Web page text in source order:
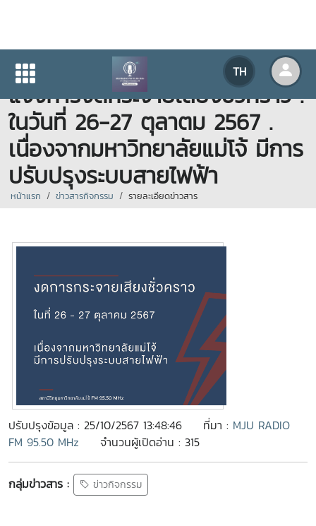
TH
สถานีวิทยุมหาวิทยาลัยแม่โจ้ ขอ
แจ้งการงดกระจายเสียงชั่วคราว .
ในวันที่ 26-27 ตุลาตม 2567 .
เนื่องจากมหาวิทยาลัยแม่โจ้ มีการ
ปรับปรุงระบบสายไฟฟ้า
หน้าแรก ข่าวสารกิจกรรม รายละเอียดข่าวสาร
ปรับปรุงข้อมูล : 25/10/2567 13:48:46 ที่มา : MJU RADIO
FM 95.50 MHz
จำนวนผู้เปิดอ่าน : 315
กลุ่มข่าวสาร : ข่าวกิจกรรม